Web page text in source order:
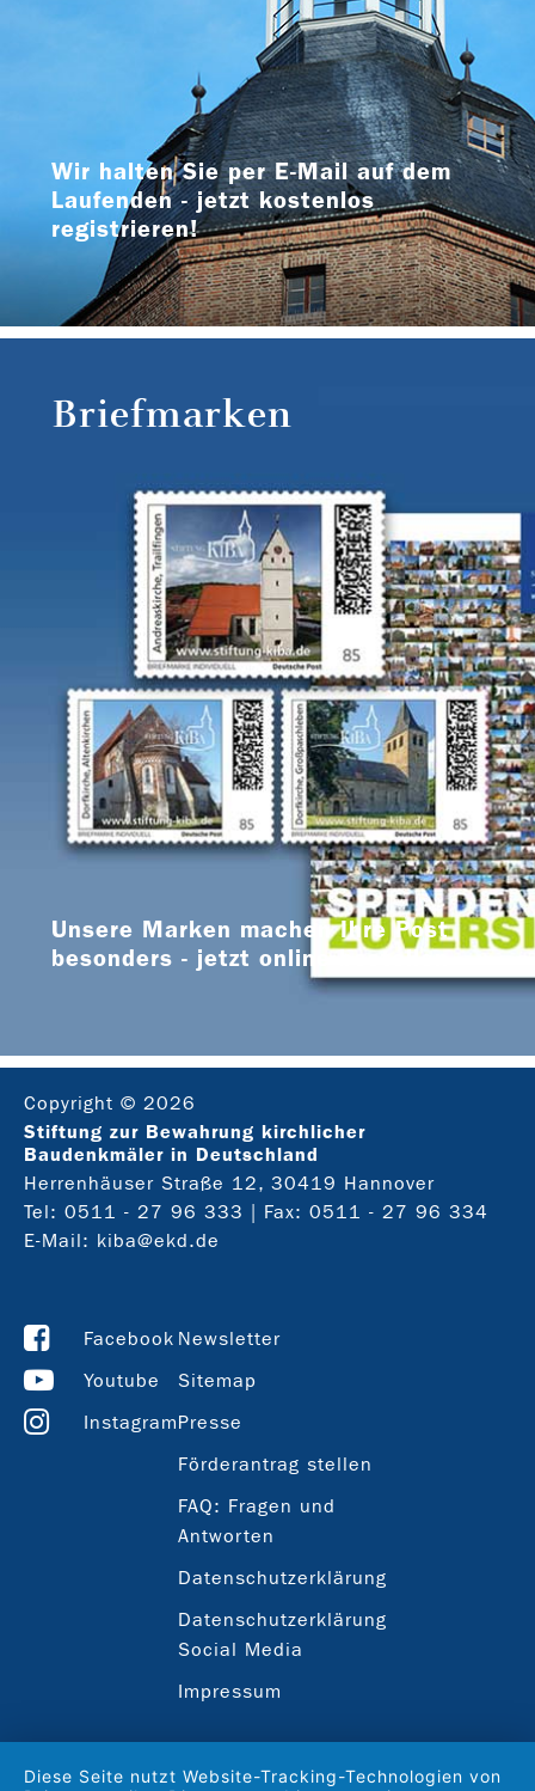
Wir halten Sie per E-Mail auf dem
Laufenden - jetzt kostenlos
registrieren!
Briefmarken
Unsere Marken machen Ihre Post
besonders - jetzt online bestellen
Copyright © 2026
Stiftung zur Bewahrung kirchlicher
Baudenkmäler in Deutschland
Herrenhäuser Straße 12, 30419 Hannover
Tel: 0511 - 27 96 333
| Fax: 0511 - 27 96 334
E-Mail: kiba@ekd.de
Facebook
Youtube
Instagram
Newsletter
Sitemap
Presse
Förderantrag stellen
FAQ: Fragen und
Antworten
Datenschutzerklärung
Datenschutzerklärung
Social Media
Impressum
Diese Seite nutzt Website-Tracking-Technologien von